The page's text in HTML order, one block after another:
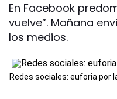
En Facebook
vuelve”. Mañana
los medios.
Redes sociales: euforia por